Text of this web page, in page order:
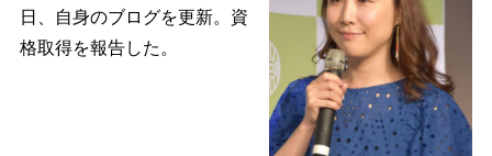
日、自身のブログを更新。資
格取得を報告した。